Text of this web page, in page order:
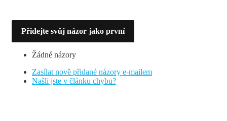
Přidejte svůj názor jako první
Žádné názory
Zasílat nově přidané názory e-mailem
Našli jste v článku chybu?